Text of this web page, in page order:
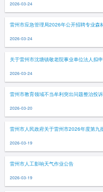
2026-03-24
雷州市应急管理局2026年公开招聘专业森
2026-03-24
关于雷州市沈塘镇敬老院事业单位法人拟
2026-03-24
雷州市教育领域不当牟利突出问题整治投
2026-03-20
雷州市人民政府关于雷州市2026年度第九
2026-03-19
雷州市人工影响天气作业公告
2026-03-19